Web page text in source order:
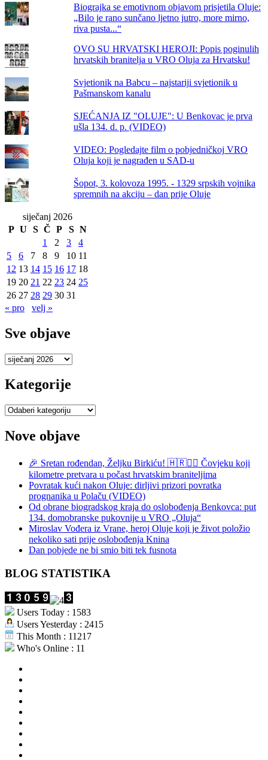
Biograjka se emotivnom objavom prisjetila Oluje:
„Bilo je rano sunčano ljetno jutro, more mirno,
riva pusta...“
OVO SU HRVATSKI HEROJI: Popis poginulih
hrvatskih branitelja u VRO Oluja za Hrvatsku!
Svjetionik na Babcu – najstariji svjetionik u
Pašmanskom kanalu
SJEĆANJA IZ "OLUJE": U Benkovac je prva
ušla 134. d. p. (VIDEO)
VIDEO: Pogledajte film o pobjedničkoj VRO
Oluja koji je nagrađen u SAD-u
Šopot, 3. kolovoza 1995. - 1329 srpskih vojnika
spremnih na akciju – dan prije Oluje
siječanj 2026
P U S Č P S N
1
2 3
4
5
6 7 8 9 10 11
12 13 14 15 16 17 18
19 20 21 22 23 24 25
26 27 28 29 30 31
« pro
velj »
Sve objave
Sve
Kategorije
Kategorije
Nove objave
🎉 Sretan rođendan, Željku Birkiću! 🇭🇷🏃‍♂️ Čovjeku koji
kilometre pretvara u počast hrvatskim braniteljima
Povratak kući nakon Oluje: dirljivi prizori povratka
prognanika u Polaču (VIDEO)
Od obrane biogradskog kraja do oslobođenja Benkovca: put
134. domobranske pukovnije u VRO „Oluja“
Miroslav Vođera iz Vrane, heroj Oluje koji je život položio
nekoliko sati prije oslobođenja Knina
Dan pobjede ne bi smio biti tek fusnota
BLOG STATISTIKA
Users Today : 1583
Users Yesterday : 2415
This Month : 11217
Who's Online : 11